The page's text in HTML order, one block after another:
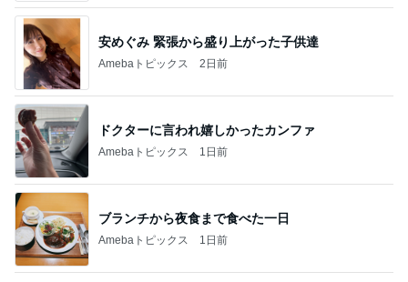
安めぐみ 緊張から盛り上がった子供達
Amebaトピックス 2日前
ドクターに言われ嬉しかったカンファ
Amebaトピックス 1日前
ブランチから夜食まで食べた一日
Amebaトピックス 1日前